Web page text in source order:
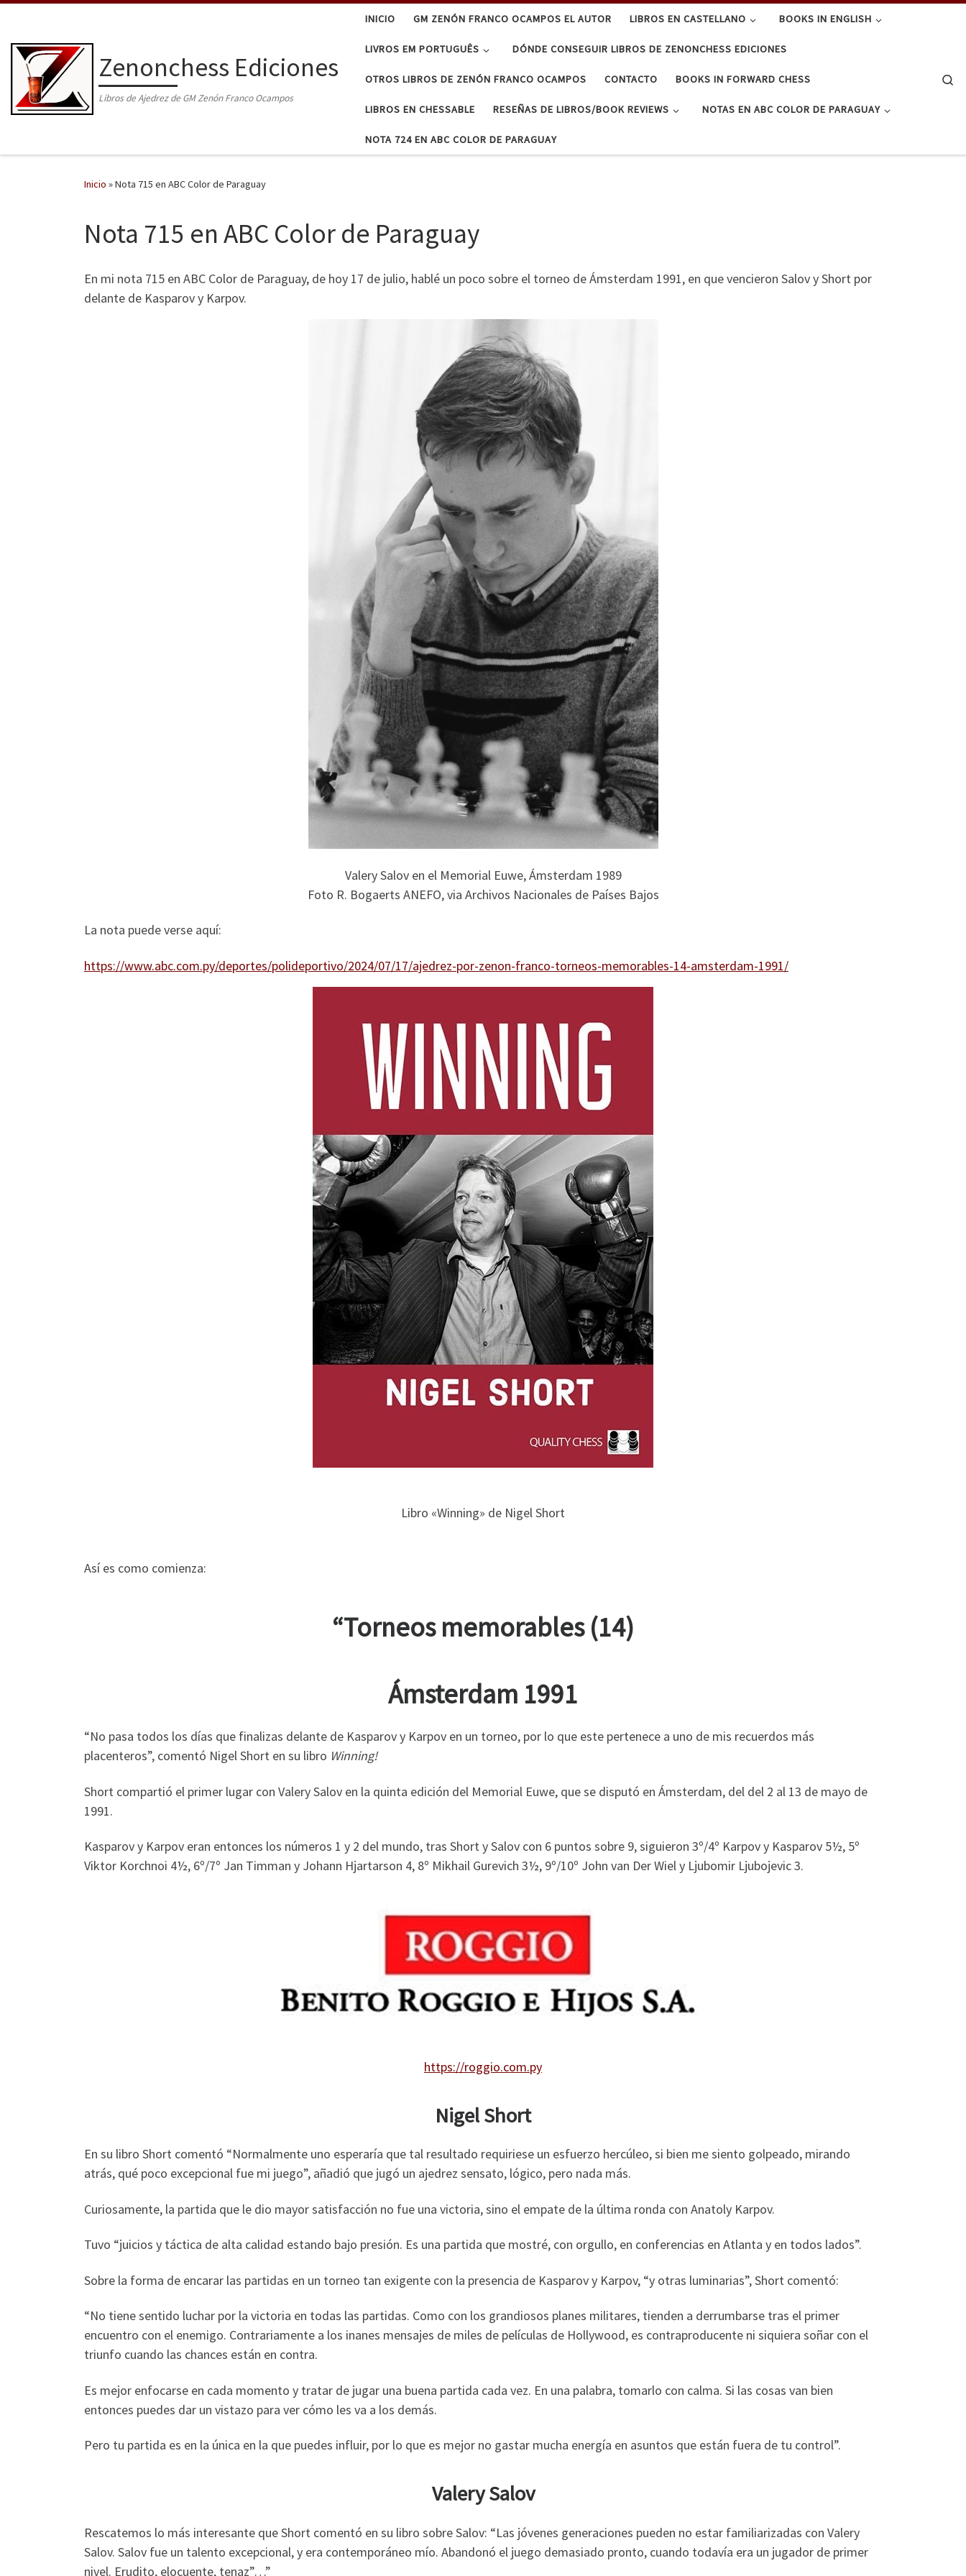
Zenonchess Ediciones
Libros de Ajedrez de GM Zenón Franco Ocampos
INICIO GM ZENÓN FRANCO OCAMPOS EL AUTOR LIBROS EN CASTELLANO BOOKS IN ENGLISH
LIVROS EM PORTUGUÊS DÓNDE CONSEGUIR LIBROS DE ZENONCHESS EDICIONES
OTROS LIBROS DE ZENÓN FRANCO OCAMPOS CONTACTO BOOKS IN FORWARD CHESS
LIBROS EN CHESSABLE RESEÑAS DE LIBROS/BOOK REVIEWS NOTAS EN ABC COLOR DE PARAGUAY
NOTA 724 EN ABC COLOR DE PARAGUAY
Inicio »Nota 715 en ABC Color de Paraguay
Nota 715 en ABC Color de Paraguay
En mi nota 715 en ABC Color de Paraguay, de hoy 17 de julio, hablé un poco sobre el torneo de Ámsterdam 1991, en que vencieron Salov y Short por
delante de Kasparov y Karpov.
Valery Salov en el Memorial Euwe, Ámsterdam 1989
Foto R. Bogaerts ANEFO, via Archivos Nacionales de Países Bajos
La nota puede verse aquí:
https://www.abc.com.py/deportes/polideportivo/2024/07/17/ajedrez-por-zenon-franco-torneos-memorables-14-amsterdam-1991/
Libro «Winning» de Nigel Short
Así es como comienza:
“Torneos memorables (14)
Ámsterdam 1991
“No pasa todos los días que finalizas delante de Kasparov y Karpov en un torneo, por lo que este pertenece a uno de mis recuerdos más
placenteros”, comentó Nigel Short en su libro Winning!
Short compartió el primer lugar con Valery Salov en la quinta edición del Memorial Euwe, que se disputó en Ámsterdam, del del 2 al 13 de mayo de
1991.
Kasparov y Karpov eran entonces los números 1 y 2 del mundo, tras Short y Salov con 6 puntos sobre 9, siguieron 3º/4º Karpov y Kasparov 5½, 5º
Viktor Korchnoi 4½, 6º/7º Jan Timman y Johann Hjartarson 4, 8º Mikhail Gurevich 3½, 9º/10º John van Der Wiel y Ljubomir Ljubojevic 3.
https://roggio.com.py
Nigel Short
En su libro Short comentó “Normalmente uno esperaría que tal resultado requiriese un esfuerzo hercúleo, si bien me siento golpeado, mirando
atrás, qué poco excepcional fue mi juego”, añadió que jugó un ajedrez sensato, lógico, pero nada más.
Curiosamente, la partida que le dio mayor satisfacción no fue una victoria, sino el empate de la última ronda con Anatoly Karpov.
Tuvo “juicios y táctica de alta calidad estando bajo presión. Es una partida que mostré, con orgullo, en conferencias en Atlanta y en todos lados”.
Sobre la forma de encarar las partidas en un torneo tan exigente con la presencia de Kasparov y Karpov, “y otras luminarias”, Short comentó:
“No tiene sentido luchar por la victoria en todas las partidas. Como con los grandiosos planes militares, tienden a derrumbarse tras el primer
encuentro con el enemigo. Contrariamente a los inanes mensajes de miles de películas de Hollywood, es contraproducente ni siquiera soñar con el
triunfo cuando las chances están en contra.
Es mejor enfocarse en cada momento y tratar de jugar una buena partida cada vez. En una palabra, tomarlo con calma. Si las cosas van bien
entonces puedes dar un vistazo para ver cómo les va a los demás.
Pero tu partida es en la única en la que puedes influir, por lo que es mejor no gastar mucha energía en asuntos que están fuera de tu control”.
Valery Salov
Rescatemos lo más interesante que Short comentó en su libro sobre Salov: “Las jóvenes generaciones pueden no estar familiarizadas con Valery
Salov. Salov fue un talento excepcional, y era contemporáneo mío. Abandonó el juego demasiado pronto, cuando todavía era un jugador de primer
nivel. Erudito, elocuente, tenaz”…”